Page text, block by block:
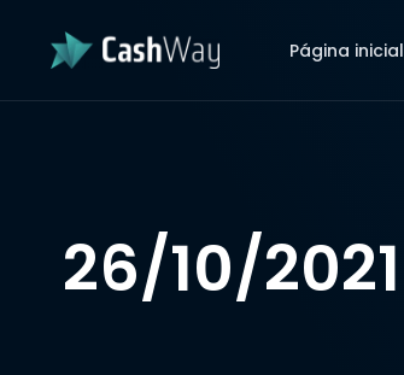
Página inicial
26/10/2021